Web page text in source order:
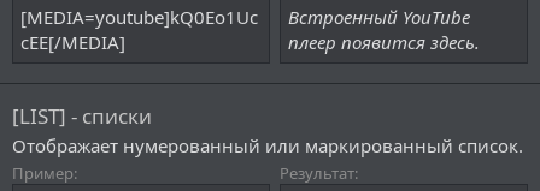
[MEDIA=youtube]kQ0Eo1Uc
cEE[/MEDIA]
Встроенный YouTube
плеер появится здесь.
[LIST] - списки
Отображает нумерованный или маркированный список.
Пример: Результат: